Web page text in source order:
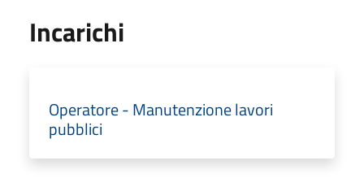
Incarichi
Operatore - Manutenzione lavori
pubblici